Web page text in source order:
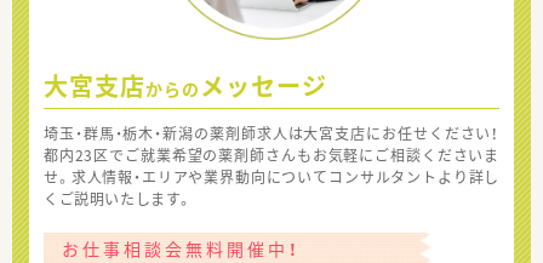
大宮支店からの メッセージ
埼玉・群馬・栃木・新潟の薬剤師求人は大宮支店にお任せください！
都内23区でご就業希望の薬剤師さんもお気軽にご相談くださいま
せ。求人情報・エリアや業界動向についてコンサルタントより詳し
くご説明いたします。
お仕事相談会無料開催中！